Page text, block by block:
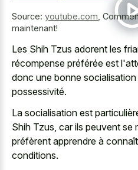
Source: youtube.com
maintenant!
Les Shih Tzus adorent les
récompense préférée est
donc une bonne
possessivité.
La socialisation est
Shih Tzus, car ils peuvent se
préfèrent apprendre à
conditions.